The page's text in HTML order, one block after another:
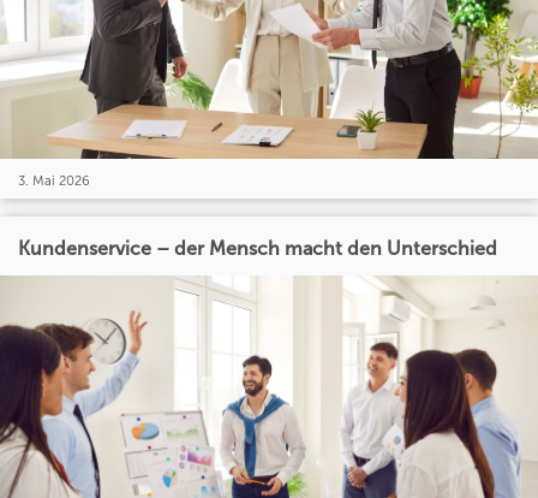
3. Mai 2026
Kundenservice – der Mensch macht den Unterschied